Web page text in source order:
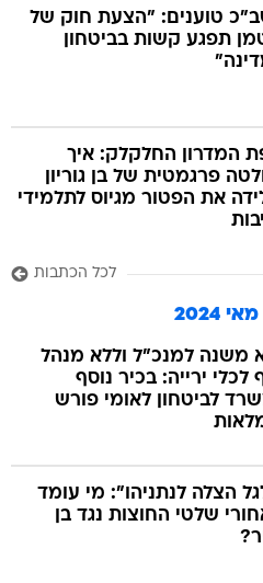
טוענים: "הצעת חוק של
תפגע קשות בביטחון
המדרון החלקלק: איך
פרגמטית של בן גוריון
את הפטור מגיוס לתלמידי
לכל הכתבות
משנה למנכ"ל וללא מנהל
לכלי ירייה: בכיר נוסף
לביטחון לאומי פורש
הצלה לנתניהו": מי עומד
שלטי החוצות נגד בן